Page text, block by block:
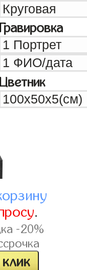
Гравировка
Цветник
.
-20%
клик